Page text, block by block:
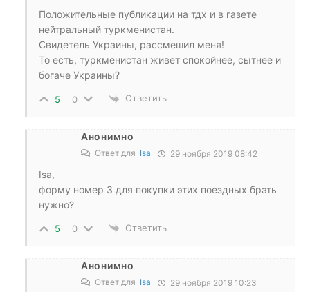
Положительные публикации на тдх и в газете
нейтральный туркменистан.
Свидетель Украины, рассмешил меня!
То есть, туркменистан живет спокойнее, сытнее и
богаче Украины?
5 0 Ответить
Анонимно
Ответ для Isa 29 ноября 2019 08:42
Isa,
форму номер 3 для покупки этих поездных брать
нужно?
5 0 Ответить
Анонимно
Ответ для Isa 29 ноября 2019 10:23